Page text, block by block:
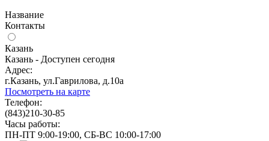
Название
Контакты
Казань
Казань - Доступен сегодня
Адрес:
г.Казань, ул.Гаврилова, д.10а
Посмотреть на карте
Телефон:
(843)210-30-85
Часы работы:
ПН-ПТ 9:00-19:00, СБ-ВС 10:00-17:00